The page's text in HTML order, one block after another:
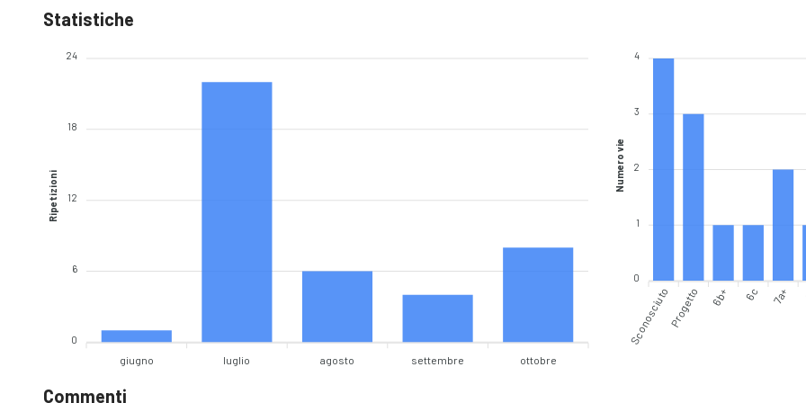
Statistiche
24
18
12
6
0
Ripetizioni
giugno luglio agosto settembre ottobre
4
3
2
1
0
Numero vie
SconosciutoProgetto 6b+ 6c 7a+
Commenti